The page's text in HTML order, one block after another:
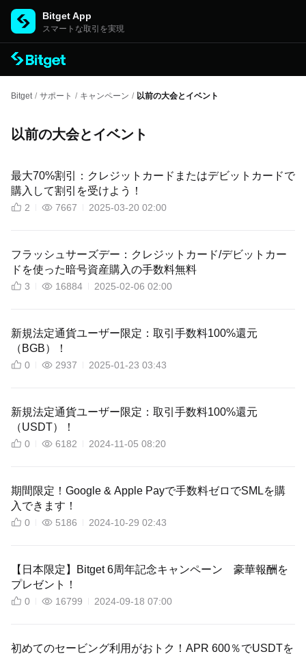
Bitget App
スマートな取引を実現
Bitget / サポート / キャンペーン / 以前の大会とイベント
以前の大会とイベント
最大70%割引：クレジットカードまたはデビットカードで
購入して割引を受けよう！
2 7667 2025-03-20 02:00
フラッシュサーズデー：クレジットカード/デビットカー
ドを使った暗号資産購入の手数料無料
3 16884 2025-02-06 02:00
新規法定通貨ユーザー限定：取引手数料100%還元
（BGB）！
0 2937 2025-01-23 03:43
新規法定通貨ユーザー限定：取引手数料100%還元
（USDT）！
0 6182 2024-11-05 08:20
期間限定！Google & Apple Payで手数料ゼロでSMLを購
入できます！
0 5186 2024-10-29 02:43
【日本限定】Bitget 6周年記念キャンペーン 豪華報酬を
プレゼント！
0 16799 2024-09-18 07:00
初めてのセービング利用がおトク！APR 600％でUSDTを